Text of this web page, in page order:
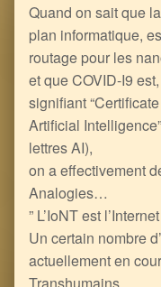
Quand on sait que
plan informatique,
routage pour les
et que COVID-I9
signifiant
Artificial
lettres AI),
on a effectivement
Analogies…
” L’IoNT est
Un certain nombre
actuellement en
Transhumains.